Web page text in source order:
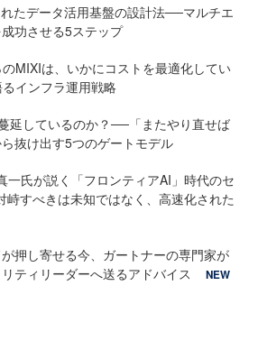
たデータ活用基盤の設計法──マルチエ
功させる5ステップ
MIXIは、いかにコストを最適化してい
インフラ運用戦略
延しているのか？──「またやり直せば
抜け出す5つのゲートモデル
一氏が説く「フロンティアAI」時代のセ
すべきは未知ではなく、高速化された
押し寄せる今、ガートナーの専門家が
ティリーダーへ送るアドバイス
NEW